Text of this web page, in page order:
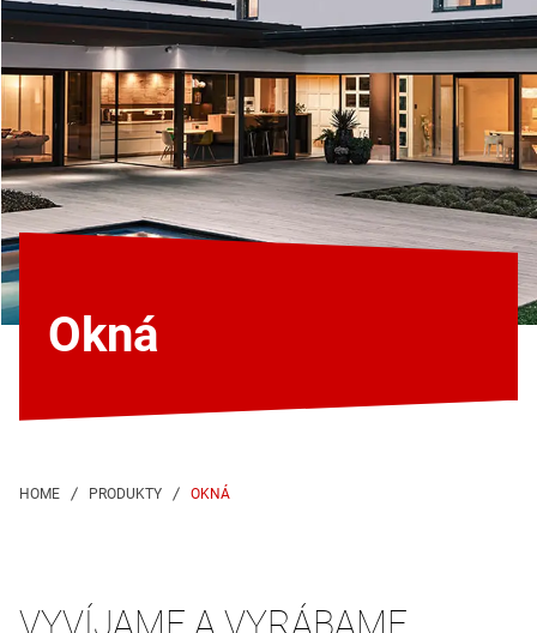
Okná
OKNÁ
VYVÍJAME A VYRÁBAME